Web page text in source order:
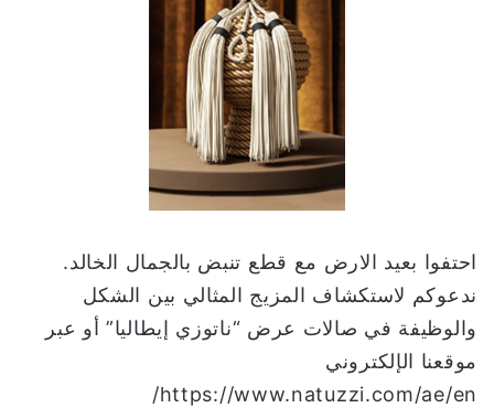
احتفوا بعيد الارض مع قطع تنبض بالجمال الخالد.
ندعوكم لاستكشاف المزيج المثالي بين الشكل
والوظيفة في صالات عرض “ناتوزي إيطاليا” أو عبر
موقعنا الإلكتروني
https://www.natuzzi.com/ae/en/